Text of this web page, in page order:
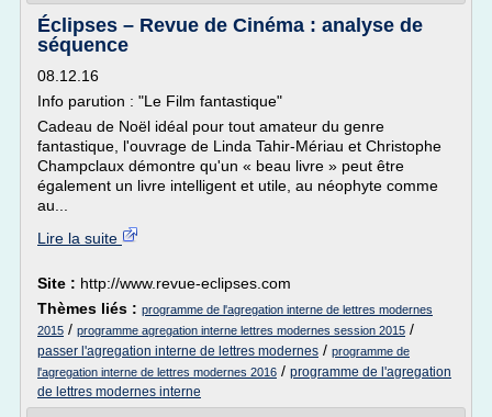
Éclipses – Revue de Cinéma : analyse de
séquence
08.12.16
Info parution : "Le Film fantastique"
Cadeau de Noël idéal pour tout amateur du genre
fantastique, l'ouvrage de Linda Tahir-Mériau et Christophe
Champclaux démontre qu'un « beau livre » peut être
également un livre intelligent et utile, au néophyte comme
au...
Lire la suite
Site : http://www.revue-eclipses.com
Thèmes liés : programme de l'agregation interne de lettres modernes
2015 / programme agregation interne lettres modernes session 2015 /
passer l'agregation interne de lettres modernes / programme de
l'agregation interne de lettres modernes 2016 / programme de l'agregation
de lettres modernes interne